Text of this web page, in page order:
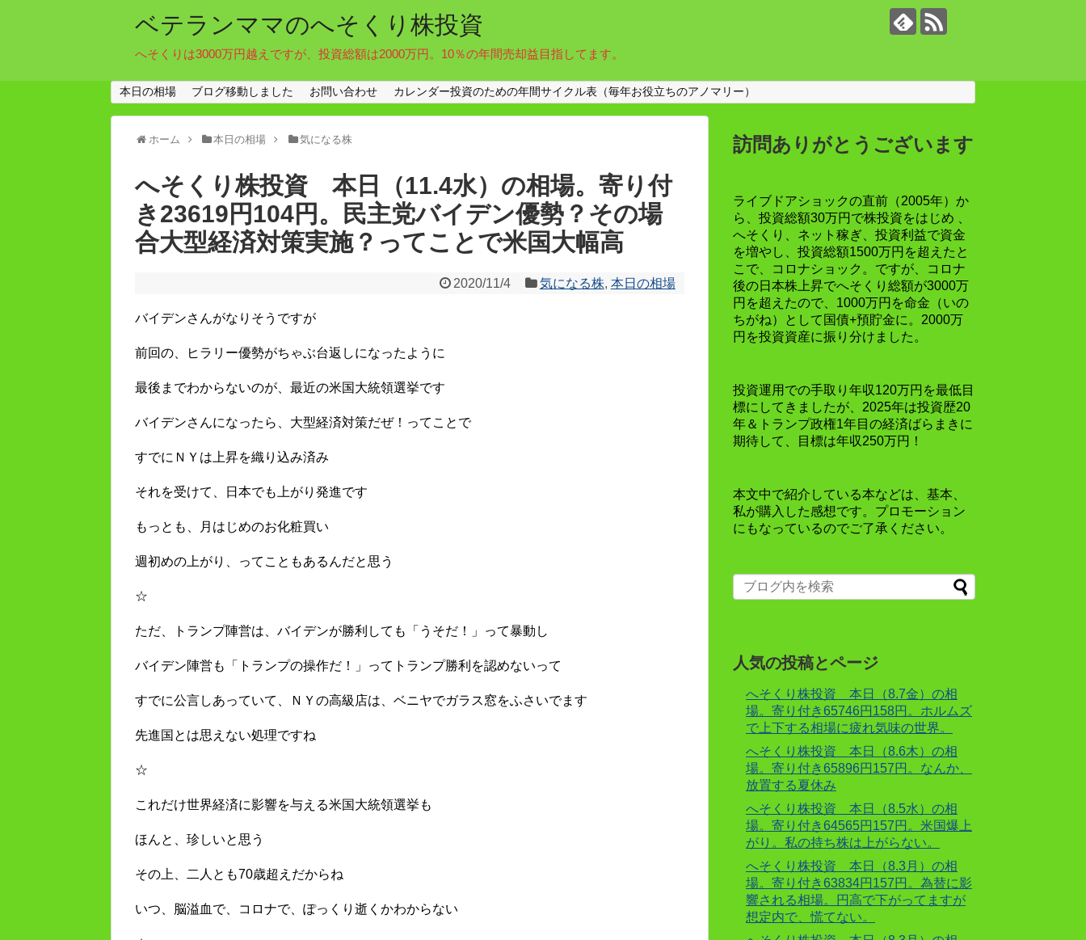
ベテランママのへそくり株投資
へそくりは3000万円越えですが、投資総額は2000万円。10％の年間売却益目指してます。
本日の相場 ブログ移動しました お問い合わせ カレンダー投資のための年間サイクル表（毎年お役立ちのアノマリー）
ホーム 本日の相場 気になる株
へそくり株投資 本日（11.4水）の相場。寄り付
き23619円104円。民主党バイデン優勢？その場
合大型経済対策実施？ってことで米国大幅高
2020/11/4 気になる株, 本日の相場
バイデンさんがなりそうですが
前回の、ヒラリー優勢がちゃぶ台返しになったように
最後までわからないのが、最近の米国大統領選挙です
バイデンさんになったら、大型経済対策だぜ！ってことで
すでにＮＹは上昇を織り込み済み
それを受けて、日本でも上がり発進です
もっとも、月はじめのお化粧買い
週初めの上がり、ってこともあるんだと思う
☆
ただ、トランプ陣営は、バイデンが勝利しても「うそだ！」って暴動し
バイデン陣営も「トランプの操作だ！」ってトランプ勝利を認めないって
すでに公言しあっていて、ＮＹの高級店は、ベニヤでガラス窓をふさいでます
先進国とは思えない処理ですね
☆
これだけ世界経済に影響を与える米国大統領選挙も
ほんと、珍しいと思う
その上、二人とも70歳超えだからね
いつ、脳溢血で、コロナで、ぽっくり逝くかわからない
訪問ありがとうございます
ライブドアショックの直前（2005年）か
ら、投資総額30万円で株投資をはじめ 、
へそくり、ネット稼ぎ、投資利益で資金
を増やし、投資総額1500万円を超えたと
こで、コロナショック。ですが、コロナ
後の日本株上昇でへそくり総額が3000万
円を超えたので、1000万円を命金（いの
ちがね）として国債+預貯金に。2000万
円を投資資産に振り分けました。
投資運用での手取り年収120万円を最低目
標にしてきましたが、2025年は投資歴20
年＆トランプ政権1年目の経済ばらまきに
期待して、目標は年収250万円！
本文中で紹介している本などは、基本、
私が購入した感想です。プロモーション
にもなっているのでご了承ください。
人気の投稿とページ
へそくり株投資 本日（8.7金）の相
場。寄り付き65746円158円。ホルムズ
で上下する相場に疲れ気味の世界。
へそくり株投資 本日（8.6木）の相
場。寄り付き65896円157円。なんか、
放置する夏休み
へそくり株投資 本日（8.5水）の相
場。寄り付き64565円157円。米国爆上
がり。私の持ち株は上がらない。
へそくり株投資 本日（8.3月）の相
場。寄り付き63834円157円。為替に影
響される相場。円高で下がってますが
想定内で、慌てない。